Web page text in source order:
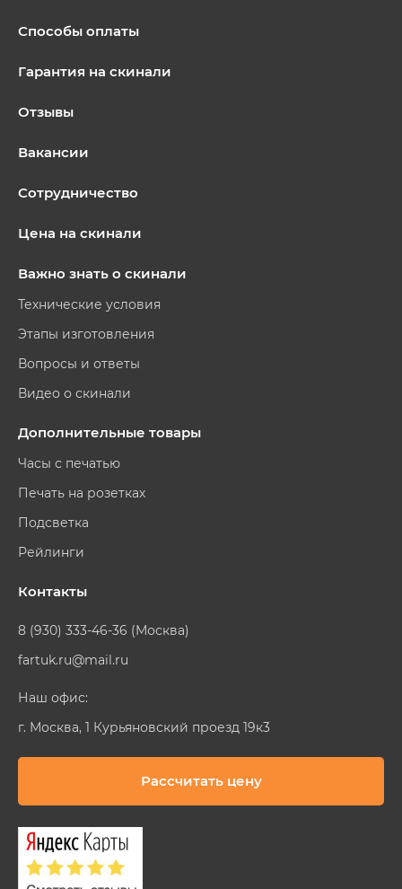
Способы оплаты
Гарантия на скинали
Отзывы
Вакансии
Сотрудничество
Цена на скинали
Важно знать о скинали
Технические условия
Этапы изготовления
Вопросы и ответы
Видео о скинали
Дополнительные товары
Часы с печатью
Печать на розетках
Подсветка
Рейлинги
Контакты
8 (930) 333-46-36 (Москва)
fartuk.ru@mail.ru
Наш офис:
г. Москва, 1 Курьяновский проезд 19к3
Рассчитать цену